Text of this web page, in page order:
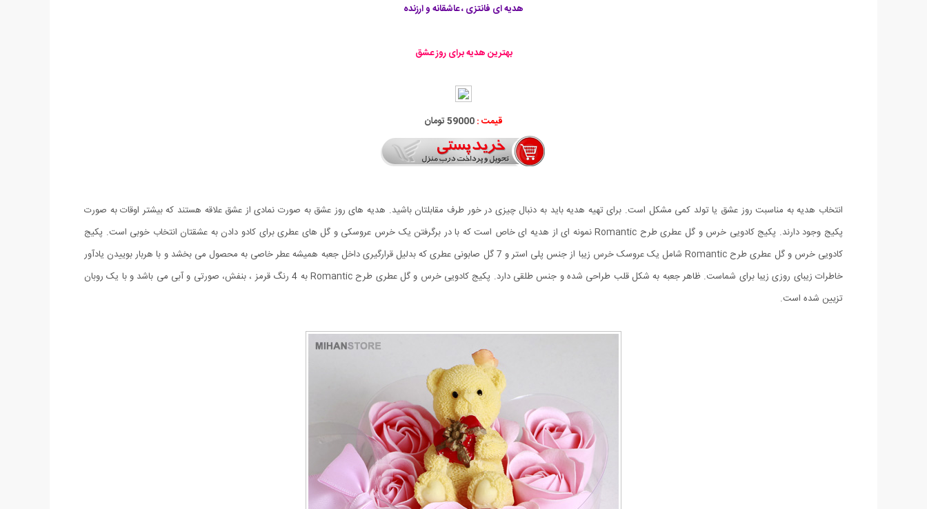
هدیه ای فانتزی ، عاشقانه و ارزنده
بهترین هدیه برای روز عشق
قیمت :59000 تومان
انتخاب هدیه به مناسبت روز عشق یا تولد کمی مشکل است. برای تهیه هدیه باید به دنبال چیزی در خور طرف مقابلتان باشید. هدیه های روز عشق به صورت نمادی از عشق علاقه هستند که بیشتر اوقات به صورت
پکیج وجود دارند. پکیج کادویی خرس و گل عطری طرح Romantic نمونه ای از هدیه ای خاص است که با در برگرفتن یک خرس عروسکی و گل های عطری برای کادو دادن به عشقتان انتخاب خوبی است. پکیج
کادویی خرس و گل عطری طرح Romantic شامل یک عروسک خرس زیبا از جنس پلی استر و 7 گل صابونی عطری که بدلیل قرارگیری داخل جعبه همیشه عطر خاصی به محصول می بخشد و با هربار بوییدن یادآور
خاطرات زیبای روزی زیبا برای شماست. ظاهر جعبه به شکل قلب طراحی شده و جنس طلقی دارد. پکیج کادویی خرس و گل عطری طرح Romantic به 4 رنگ قرمز ، بنفش، صورتی و آبی می باشد و با یک روبان
تزیین شده است.